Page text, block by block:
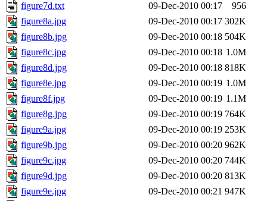
figure7d.txt
09-Dec-2010 00:17
956
figure8a.jpg
09-Dec-2010 00:17 302K
figure8b.jpg
09-Dec-2010 00:18 504K
figure8c.jpg
09-Dec-2010 00:18 1.0M
figure8d.jpg
09-Dec-2010 00:18 818K
figure8e.jpg
09-Dec-2010 00:19 1.0M
figure8f.jpg
09-Dec-2010 00:19 1.1M
figure8g.jpg
09-Dec-2010 00:19 764K
figure9a.jpg
09-Dec-2010 00:19 253K
figure9b.jpg
09-Dec-2010 00:20 962K
figure9c.jpg
09-Dec-2010 00:20 744K
figure9d.jpg
09-Dec-2010 00:20 813K
figure9e.jpg
09-Dec-2010 00:21 947K